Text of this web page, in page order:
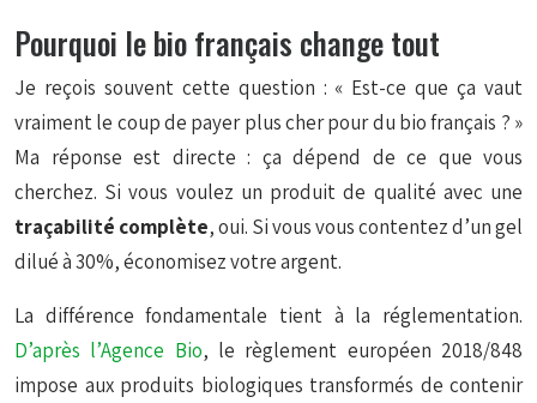
Pourquoi le bio français change tout
Je reçois souvent cette question : « Est-ce que ça vaut
vraiment le coup de payer plus cher pour du bio français ? »
Ma réponse est directe : ça dépend de ce que vous
cherchez. Si vous voulez un produit de qualité avec une
traçabilité complète, oui. Si vous vous contentez d’un gel
dilué à 30%, économisez votre argent.
La différence fondamentale tient à la réglementation.
D’après l’Agence Bio, le règlement européen 2018/848
impose aux produits biologiques transformés de contenir